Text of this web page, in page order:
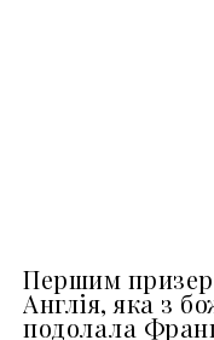
Першим
Англія, яка з
подолала